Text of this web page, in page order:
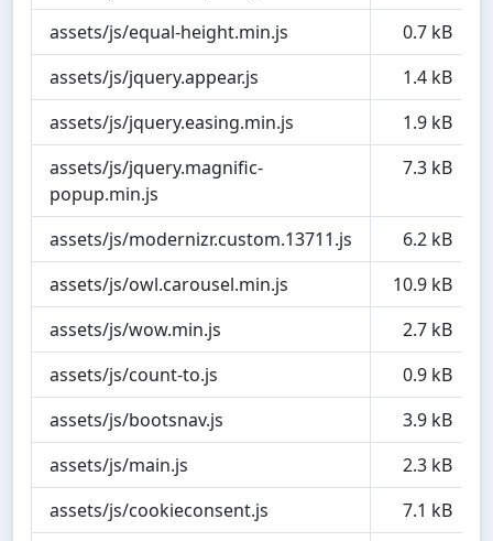
assets/js/equal-height.min.js
0.7 kB
assets/js/jquery.appear.js
1.4 kB
assets/js/jquery.easing.min.js
1.9 kB
assets/js/jquery.magnific-
popup.min.js
7.3 kB
assets/js/modernizr.custom.13711.js
6.2 kB
assets/js/owl.carousel.min.js
10.9 kB
assets/js/wow.min.js
2.7 kB
assets/js/count-to.js
0.9 kB
assets/js/bootsnav.js
3.9 kB
assets/js/main.js
2.3 kB
assets/js/cookieconsent.js
7.1 kB